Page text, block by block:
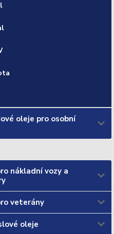
oleje pro osobní
nákladní vozy a
veterány
oleje